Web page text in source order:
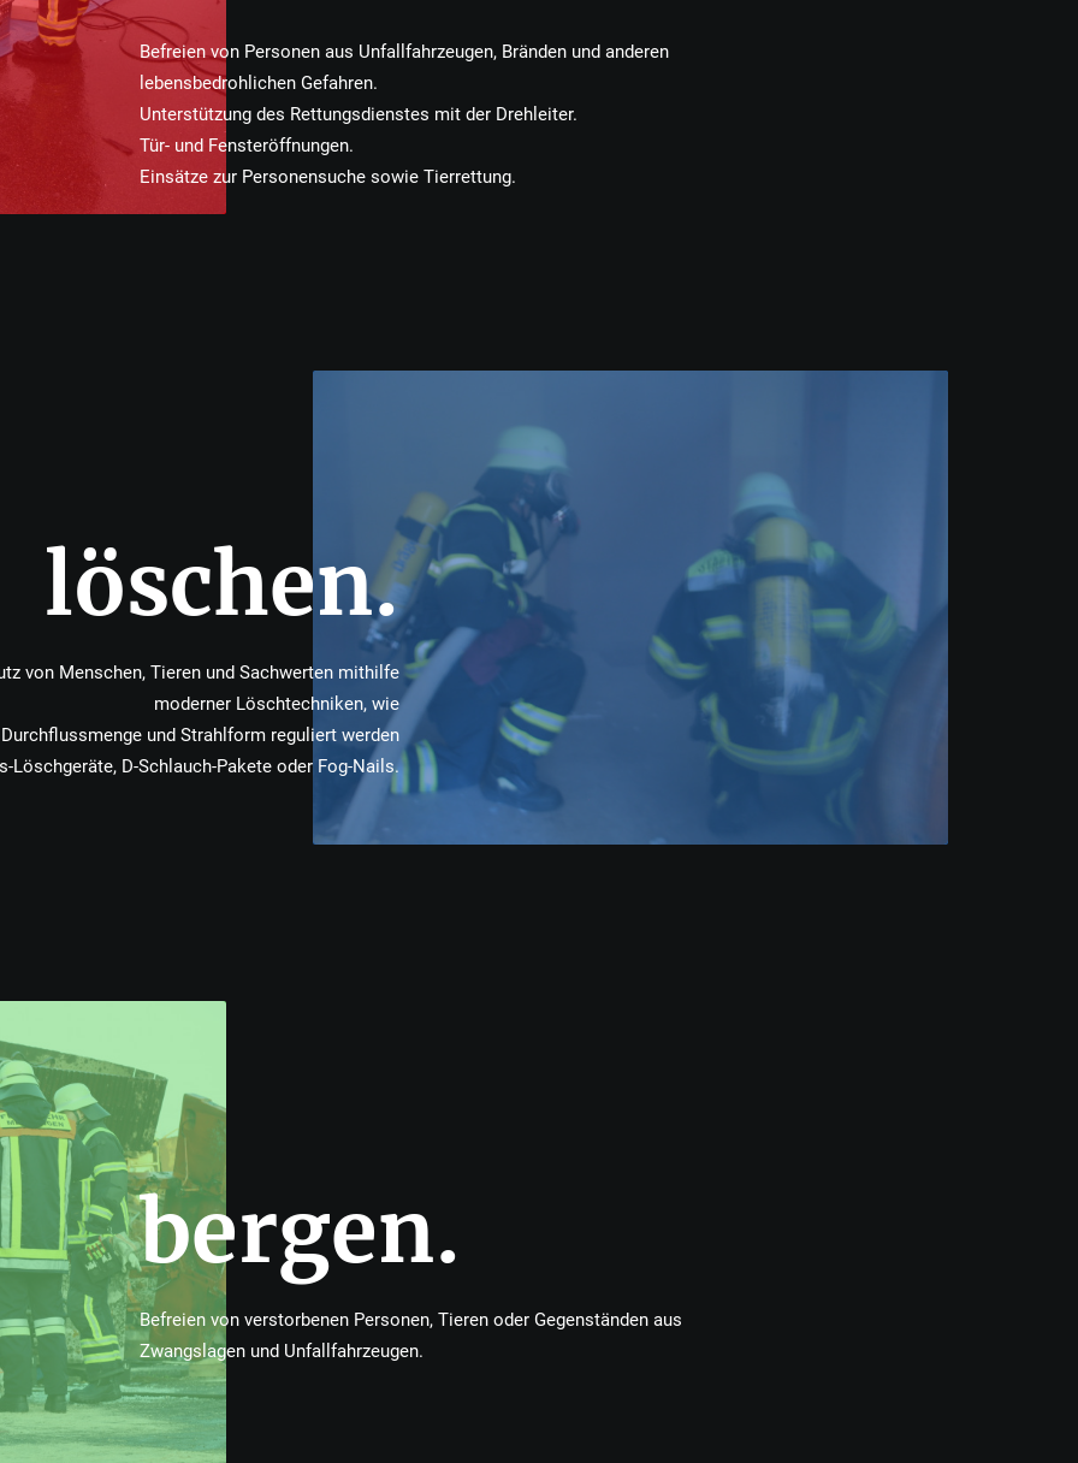
Befreien von Personen aus Unfallfahrzeugen, Bränden und anderen
lebensbedrohlichen Gefahren.
Unterstützung des Rettungsdienstes mit der Drehleiter.
Tür- und Fensteröffnungen.
Einsätze zur Personensuche sowie Tierrettung.
löschen.
von Menschen, Tieren und Sachwerten mithilfe
moderner Löschtechniken, wie
und Strahlform reguliert werden
Löschgeräte, D-Schlauch-Pakete oder Fog-Nails.
bergen.
Befreien von verstorbenen Personen, Tieren oder Gegenständen aus
Zwangslagen und Unfallfahrzeugen.